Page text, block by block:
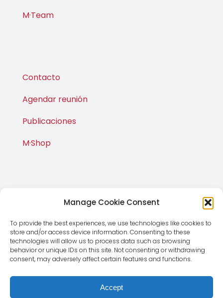
Manage Cookie Consent
To provide the best experiences, we use technologies like cookies to
store and/or access device information. Consenting to these
technologies will allow us to process data such as browsing
behavior or unique IDs on this site. Not consenting or withdrawing
consent, may adversely affect certain features and functions.
Accept
M·Team
Contacto
Agendar reunión
Publicaciones
M·Shop
© Copyright 2012 - 2026 | Magnus Global CMD SL | Todos
los derechos reservados |Aviso Legal |Política de
Privacidad